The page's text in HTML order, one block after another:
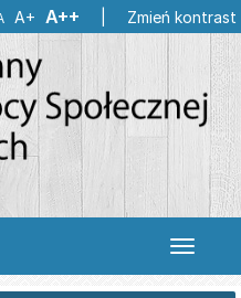
Większa
czcionka
A+
Największa
czcionka
A++ Zmień kontrast